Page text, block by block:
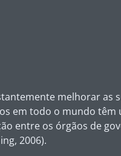
melhorar as
em todo o mundo
entre os órgãos de
2006).